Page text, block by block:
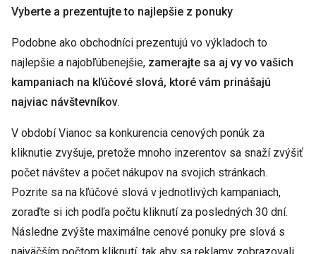
Vyberte a prezentujte to najlepšie z ponuky
Podobne ako obchodníci prezentujú vo výkladoch to
najlepšie a najobľúbenejšie, zamerajte sa aj vy vo vašich
kampaniach na kľúčové slová, ktoré vám prinášajú
najviac návštevníkov.
V období Vianoc sa konkurencia cenových ponúk za
kliknutie zvyšuje, pretože mnoho inzerentov sa snaží zvýšiť
počet návštev a počet nákupov na svojich stránkach.
Pozrite sa na kľúčové slová v jednotlivých kampaniach,
zoraďte si ich podľa počtu kliknutí za posledných 30 dní.
Následne zvýšte maximálne cenové ponuky pre slová s